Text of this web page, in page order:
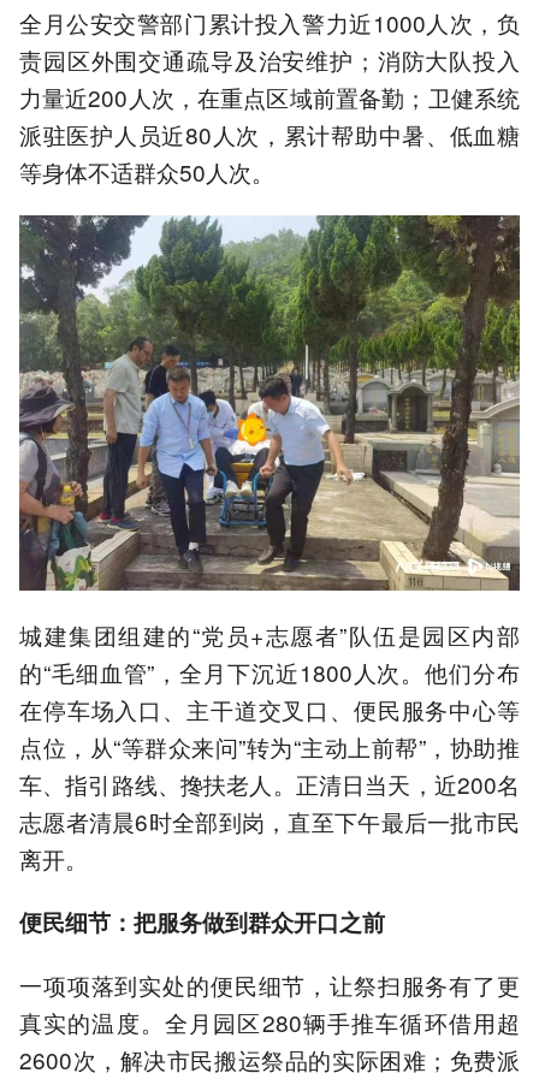
全月公安交警部门累计投入警力近1000人次，负
责园区外围交通疏导及治安维护；消防大队投入
力量近200人次，在重点区域前置备勤；卫健系统
派驻医护人员近80人次，累计帮助中暑、低血糖
等身体不适群众50人次。
城建集团组建的“党员+志愿者”队伍是园区内部
的“毛细血管”，全月下沉近1800人次。他们分布
在停车场入口、主干道交叉口、便民服务中心等
点位，从“等群众来问”转为“主动上前帮”，协助推
车、指引路线、搀扶老人。正清日当天，近200名
志愿者清晨6时全部到岗，直至下午最后一批市民
离开。
便民细节：把服务做到群众开口之前
一项项落到实处的便民细节，让祭扫服务有了更
真实的温度。全月园区280辆手推车循环借用超
2600次，解决市民搬运祭品的实际困难；免费派